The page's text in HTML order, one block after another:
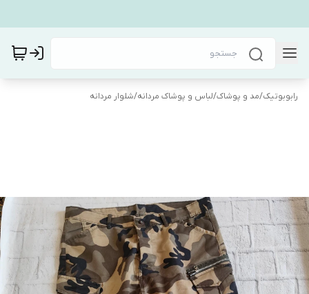
رابوبوتیک/مد و پوشاک/لباس و پوشاک مردانه/شلوار مردانه